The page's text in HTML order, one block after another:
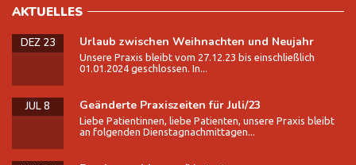
AKTUELLES
Urlaub zwischen Weihnachten und Neujahr
DEZ 23
Unsere Praxis bleibt vom 27.12.23 bis einschließlich
01.01.2024 geschlossen. In...
Geänderte Praxiszeiten für Juli/23
JUL 8
Liebe Patientinnen, liebe Patienten, unsere Praxis bleibt
an folgenden Dienstagnachmittagen...